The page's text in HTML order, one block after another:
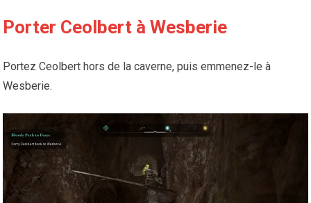
Porter Ceolbert à Wesberie
Portez Ceolbert hors de la caverne, puis emmenez-le à
Wesberie.